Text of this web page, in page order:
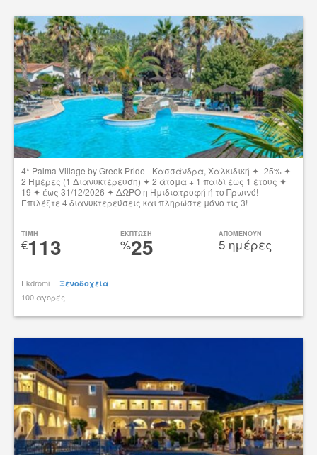
tsibato
4* Palma Village by Greek Pride - Κασσάνδρα, Χαλκιδική ✦ -25% ✦
2 Ημέρες (1 Διανυκτέρευση) ✦ 2 άτομα + 1 παιδί έως 1 έτους ✦
19 ✦ έως 31/12/2026 ✦ ΔΩΡΟ η Ημιδιατροφή ή το Πρωινό!
Επιλέξτε 4 διανυκτερεύσεις και πληρώστε μόνο τις 3!
TIMH
€113 ΕΚΠΤΩΣΗ
%25 ΑΠΟΜΕΝΟΥΝ
5 ημέρες
Ekdromi Ξενοδοχεία
100 αγορές
tsibato